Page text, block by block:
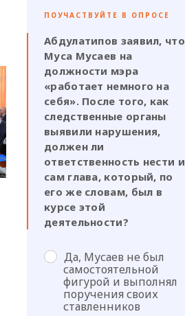
ПОУЧАСТВУЙТЕ В ОПРОСЕ
Абдулатипов заявил, что
Муса Мусаев на
должности мэра
«работает немного на
себя». После того, как
следственные органы
выявили нарушения,
должен ли
ответственность нести и
сам глава, который, по
его же словам, был в
курсе этой
деятельности?
Да, Мусаев не был
самостоятельной
фигурой и выполнял
поручения своих
ставленников